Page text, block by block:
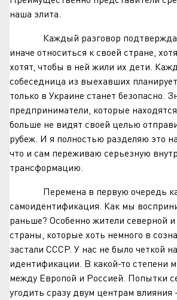
наша элита.
Каждый разговор
иначе относиться к своей стране,
хотят, чтобы в ней жили их дети.
собеседница из выехавших
только в Украине станет безопасно.
предприниматели, которые
больше не видят своей целью
рубеж. И я полностью разделяю это
что и сам переживаю серьезную
трансформацию.
Перемена в первую очередь
самоидентификация. Как мы
раньше? Особенно жители северной и
страны, которые хоть немного в
застали СССР. У нас не было четкой
идентификации. В какой-то степени
между Европой и Россией. Попытки
угодить сразу двум центрам влияния